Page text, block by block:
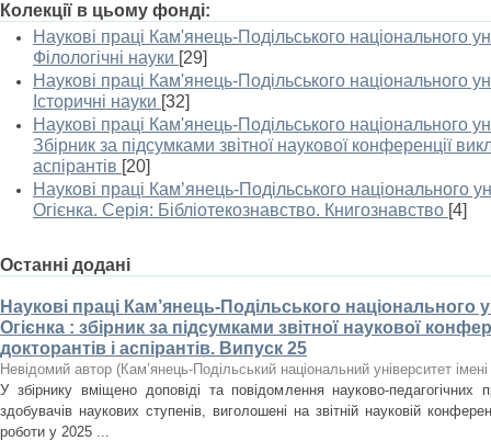
Колекції в цьому фонді:
Наукові праці Кам'янець-Подільського національного
Філологічні науки [29]
Наукові праці Кам'янець-Подільського національного
Історичні науки [32]
Наукові праці Кам'янець-Подільського національного
Збірник за підсумками звітної наукової конференції
аспірантів [20]
Наукові праці Кам’янець-Подільського національного
Огієнка. Серія: Бібліотекознавство. Книгознавство [4]
Останні додані
Наукові праці Кам’янець-Подільського національного
Огієнка : збірник за підсумками звітної наукової
докторантів і аспірантів. Випуск 25
Невідомий автор (Кам’янець-Подільський національний університет
У збірнику вміщено доповіді та повідомлення науково-педагогічних
здобувачів наукових ступенів, виголошені на звітній науковій
роботи у 2025 ...